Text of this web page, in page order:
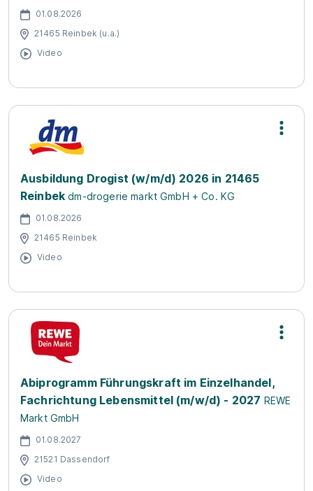
01.08.2026
21465 Reinbek (u.a.)
Video
Ausbildung Drogist (w/m/d) 2026 in 21465
Reinbek dm-drogerie markt GmbH + Co. KG
01.08.2026
21465 Reinbek
Video
Abiprogramm Führungskraft im Einzelhandel,
Fachrichtung Lebensmittel (m/w/d) - 2027 REWE
Markt GmbH
01.08.2027
21521 Dassendorf
Video